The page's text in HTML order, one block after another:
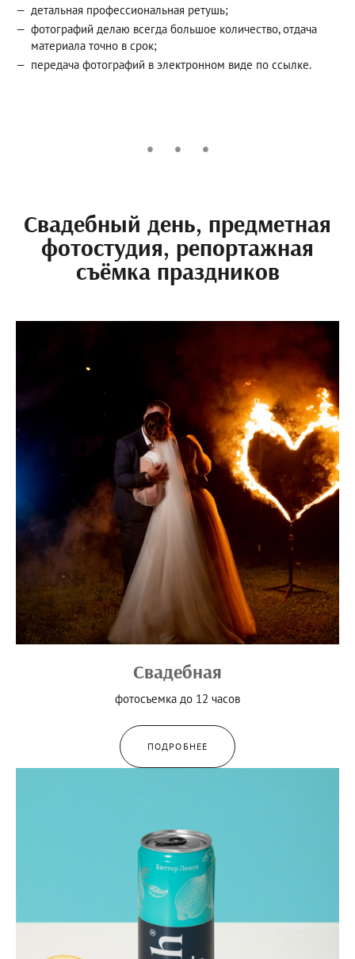
детальная профессиональная ретушь;
фотографий делаю всегда большое количество, отдача
материала точно в срок;
передача фотографий в электронном виде по ссылке.
Свадебный день, предметная
фотостудия, репортажная
съёмка праздников
Свадебная
фотосъемка до 12 часов
ПОДРОБНЕЕ